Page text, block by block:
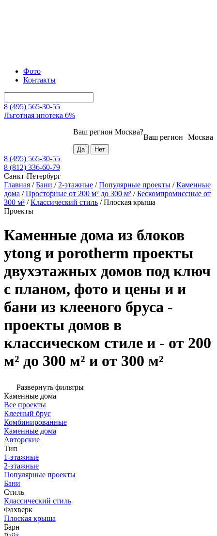
Фото
Контакты
8 (495) 565-30-55
Льготная ипотека 6%
Москва
Ваш регион
Ваш регион Москва?
8 (495) 565-30-55
8 (812) 336-60-79
Санкт-Петербург
Главная /Бани / 2-этажные /Популярные проекты /Каменные
дома /Просторные от 200 м² до 300 м² /Бескомпромиссные от
300 м² /Классический стиль /Плоская крыша
Проекты
Каменные дома из блоков
ytong и porotherm проекты
двухэтажных домов под ключ
с планом, фото и цены и и
бани из клееного бруса -
проекты домов в
классическом стиле и - от 200
м² до 300 м² и от 300 м²
Развернуть фильтры
Каменные дома
Все проекты
Клееный брус
Комбинированные
Каменные дома
Авторские
Тип
1-этажные
2-этажные
Популярные проекты
Бани
Стиль
Классический стиль
Фахверк
Плоская крыша
Барн